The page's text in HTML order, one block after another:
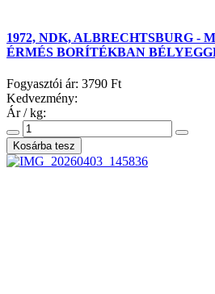
1972, NDK, ALBRECHTSBURG -
ÉRMÉS BORÍTÉKBAN
Fogyasztói ár: 3790 Ft
Kedvezmény:
Ár / kg: